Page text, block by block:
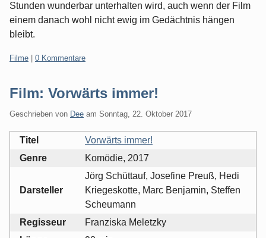
Stunden wunderbar unterhalten wird, auch wenn der Film
einem danach wohl nicht ewig im Gedächtnis hängen
bleibt.
Kategorien:
Filme 0 Kommentare
Film: Vorwärts immer!
Geschrieben von Dee am Sonntag, 22. Oktober 2017
Titel
Vorwärts immer!
Genre
Komödie, 2017
Darsteller
Jörg Schüttauf, Josefine Preuß, Hedi
Kriegeskotte, Marc Benjamin, Steffen
Scheumann
Regisseur
Franziska Meletzky